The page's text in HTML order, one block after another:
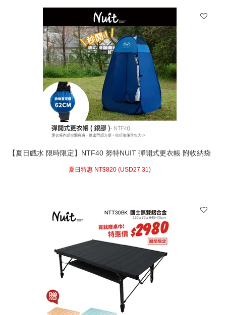
【夏日戲水 限時限定】NTF40 努特NUIT 彈開式更衣帳 附收納袋
拍更衣室外景出團
夏日特惠 NT$820 (USD27.31)